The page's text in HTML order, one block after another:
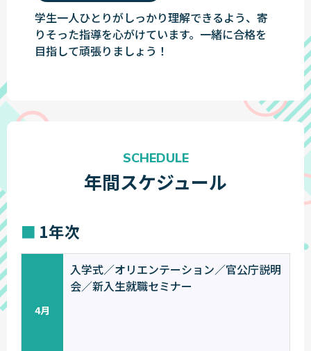
学生一人ひとりがしっかり理解できるよう、寄
りそった指導を心がけています。一緒に合格を
目指して頑張りましょう！
年間スケジュール
SCHEDULE
1年次
4月
入学式／オリエンテーション／官公庁説明
会／新入生就職セミナー